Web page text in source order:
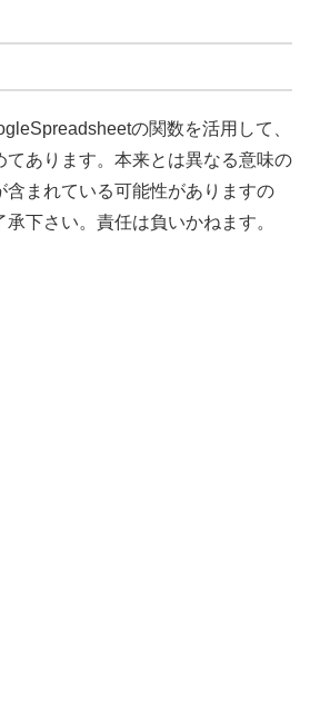
の関数を活用して、
てあります。本来とは異なる意味の
含まれている可能性がありますの
下さい。責任は負いかねます。